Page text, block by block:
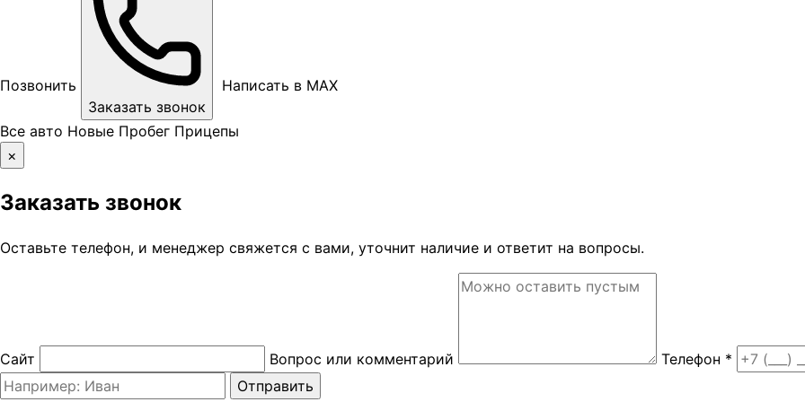
Позвонить
Заказать звонок
Написать в MAX
Все авто Новые Пробег Прицепы
×
Заказать звонок
Оставьте телефон, и менеджер свяжется с вами, уточнит наличие и ответит на вопросы.
Сайт Вопрос или комментарий
Телефон *
Отправить